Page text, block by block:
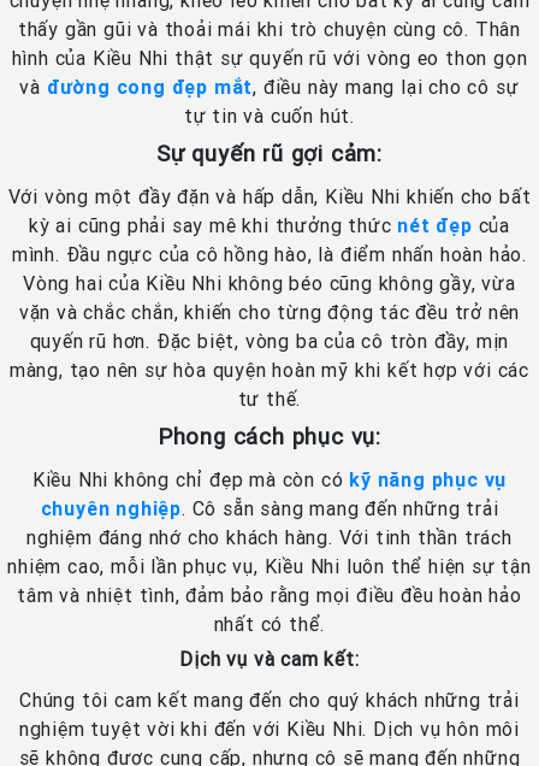
thấy gần gũi và thoải mái khi trò chuyện cùng cô. Thân
hình của Kiều Nhi thật sự quyến rũ với vòng eo thon gọn
và đường cong đẹp mắt, điều này mang lại cho cô sự
tự tin và cuốn hút.
Sự quyến rũ gợi cảm:
Với vòng một đầy đặn và hấp dẫn, Kiều Nhi khiến cho bất
kỳ ai cũng phải say mê khi thưởng thức nét đẹp của
mình. Đầu ngực của cô hồng hào, là điểm nhấn hoàn hảo.
Vòng hai của Kiều Nhi không béo cũng không gầy, vừa
vặn và chắc chắn, khiến cho từng động tác đều trở nên
quyến rũ hơn. Đặc biệt, vòng ba của cô tròn đầy, mịn
màng, tạo nên sự hòa quyện hoàn mỹ khi kết hợp với các
tư thế.
Phong cách phục vụ:
Kiều Nhi không chỉ đẹp mà còn có kỹ năng phục vụ
chuyên nghiệp. Cô sẵn sàng mang đến những trải
nghiệm đáng nhớ cho khách hàng. Với tinh thần trách
nhiệm cao, mỗi lần phục vụ, Kiều Nhi luôn thể hiện sự tận
tâm và nhiệt tình, đảm bảo rằng mọi điều đều hoàn hảo
nhất có thể.
Dịch vụ và cam kết:
Chúng tôi cam kết mang đến cho quý khách những trải
nghiệm tuyệt vời khi đến với Kiều Nhi. Dịch vụ hôn môi
sẽ không được cung cấp, nhưng cô sẽ mang đến những